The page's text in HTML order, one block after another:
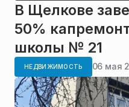
В Щелкове
50%
школы № 21
НЕДВИЖИМОСТЬ 06 мая